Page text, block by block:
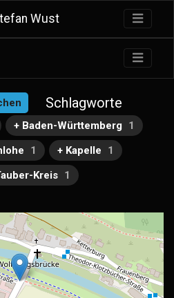
Wust
Schlagworte
+ Baden-Württemberg
1
1 + Kapelle
1
Kreis 1